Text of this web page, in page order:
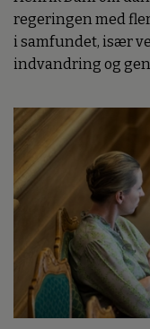
regeringen med
i samfundet, især
indvandring og